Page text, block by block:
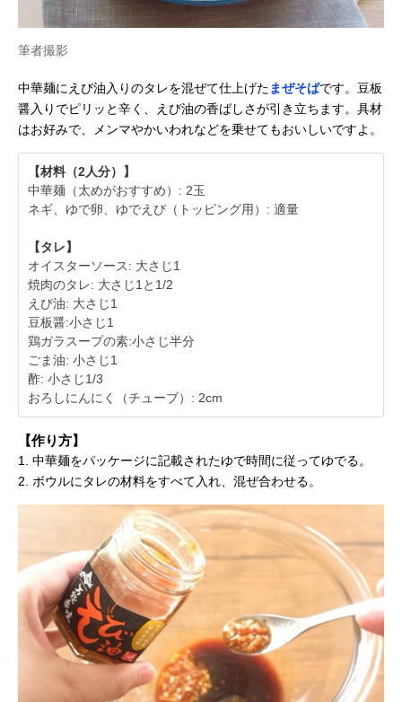
筆者撮影
中華麺にえび油入りのタレを混ぜて仕上げた まぜそばです。豆板
醤入りでピリッと辛く、えび油の香ばしさが引き立ちます。具材
はお好みで、メンマやかいわれなどを乗せてもおいしいですよ。
【材料（2人分）】
中華麺（太めがおすすめ）: 2玉
ネギ、ゆで卵、ゆでえび（トッピング用）: 適量
【タレ】
オイスターソース: 大さじ1
焼肉のタレ: 大さじ1と1/2
えび油: 大さじ1
豆板醤:小さじ1
鶏ガラスープの素:小さじ半分
ごま油: 小さじ1
酢: 小さじ1/3
おろしにんにく（チューブ）: 2cm
【作り方】
1. 中華麺をパッケージに記載されたゆで時間に従ってゆでる。
2. ボウルにタレの材料をすべて入れ、混ぜ合わせる。